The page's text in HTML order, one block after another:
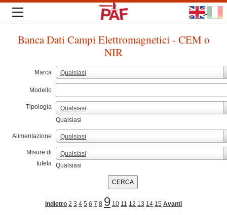
Banca Dati Campi Elettromagnetici - CEM o
NIR
Marca Qualsiasi
Modello
Tipologia
Qualsiasi
Qualsiasi
Alimentazione Qualsiasi
Misure di
tutela
Qualsiasi
Qualsiasi
Indietro 2 3 4 5 6 7 8 9 10 11 12 13 14 15 Avanti